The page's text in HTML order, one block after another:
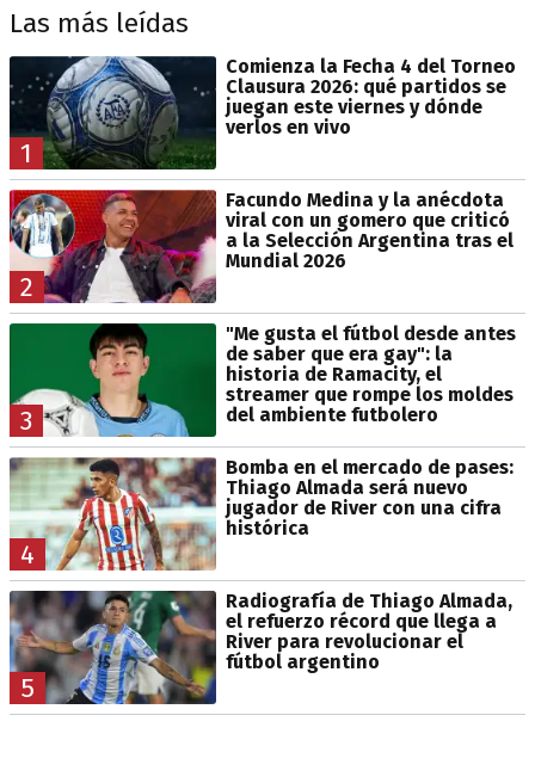
Las más leídas
1
Comienza la Fecha 4 del Torneo
Clausura 2026: qué partidos se
juegan este viernes y dónde
verlos en vivo
2
Facundo Medina y la anécdota
viral con un gomero que criticó
a la Selección Argentina tras el
Mundial 2026
3
"Me gusta el fútbol desde antes
de saber que era gay": la
historia de Ramacity, el
streamer que rompe los moldes
del ambiente futbolero
4
Bomba en el mercado de pases:
Thiago Almada será nuevo
jugador de River con una cifra
histórica
5
Radiografía de Thiago Almada,
el refuerzo récord que llega a
River para revolucionar el
fútbol argentino